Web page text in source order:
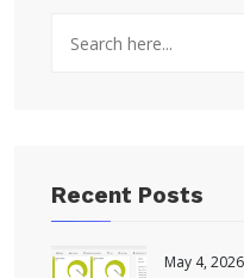
Recent Posts
May 4, 2026